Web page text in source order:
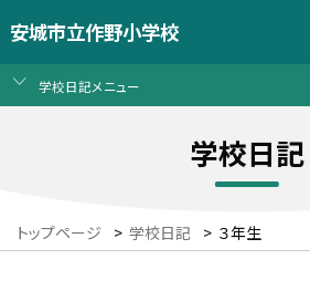
安城市立作野小学校
学校日記メニュー
学校日記
トップページ > 学校日記 > ３年生